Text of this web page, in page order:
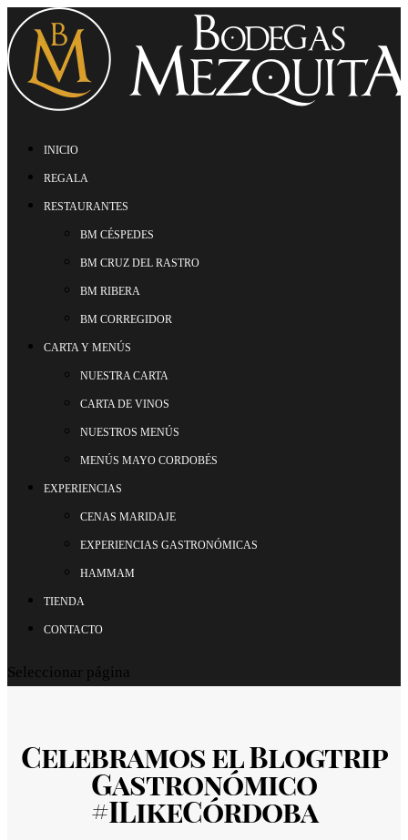
INICIO
REGALA
RESTAURANTES
BM CÉSPEDES
BM CRUZ DEL RASTRO
BM RIBERA
BM CORREGIDOR
CARTA Y MENÚS
NUESTRA CARTA
CARTA DE VINOS
NUESTROS MENÚS
MENÚS MAYO CORDOBÉS
EXPERIENCIAS
CENAS MARIDAJE
EXPERIENCIAS GASTRONÓMICAS
HAMMAM
TIENDA
CONTACTO
Seleccionar página
Celebramos el Blogtrip
Gastronómico
#ILikeCórdoba